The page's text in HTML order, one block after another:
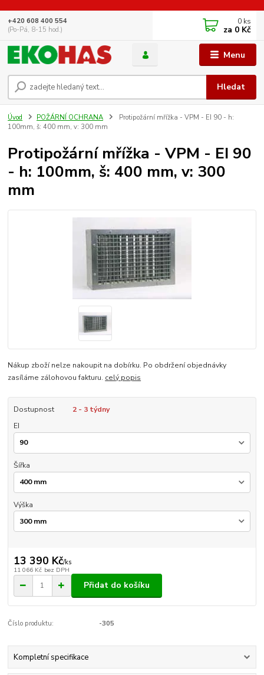
Menu
Hledat
+420 608 400 554
(Po-Pá, 8-15 hod.)
0 ks
za 0 Kč
Úvod POŽÁRNÍ OCHRANA
Protipožární mřížka - VPM - EI 90 - h:
100mm, š: 400 mm, v: 300 mm
Protipožární mřížka - VPM - EI 90
- h: 100mm, š: 400 mm, v: 300
mm
Nákup zboží nelze nakoupit na dobírku. Po obdržení objednávky
zasíláme zálohovou fakturu. celý popis
Dostupnost
2 - 3 týdny
EI
Šířka
Výška
13 390 Kč/ks
11 066 Kč bez DPH
Přidat do košíku
Číslo produktu: -305
Kompletní specifikace